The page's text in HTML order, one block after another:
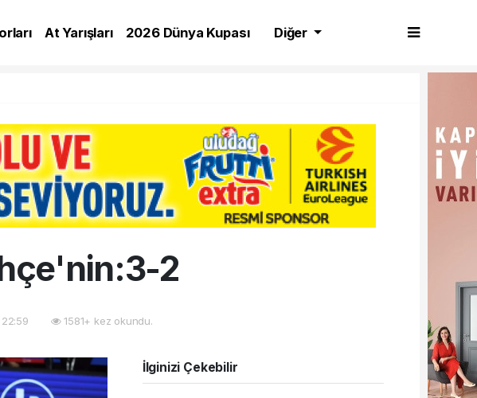
At Yarışları
2026 Dünya Kupası
Diğer
2
1581+ kez okundu.
İlginizi Çekebilir